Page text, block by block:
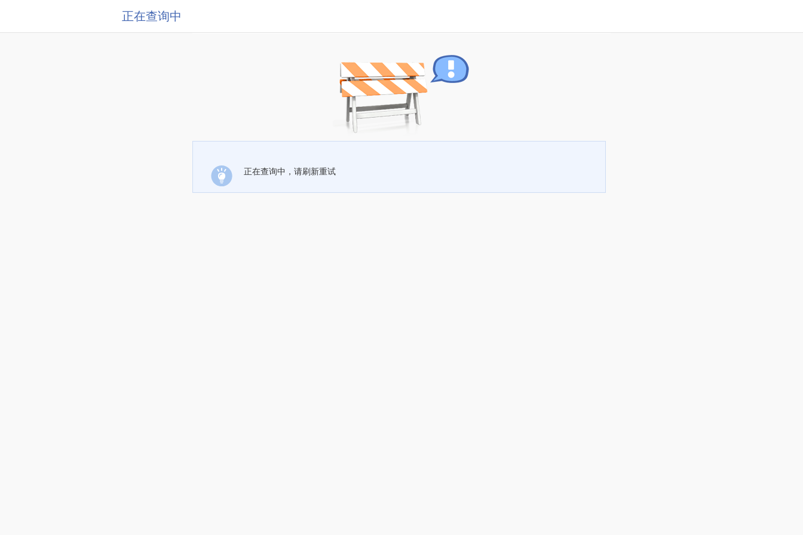
正在查询中
正在查询中，请刷新重试